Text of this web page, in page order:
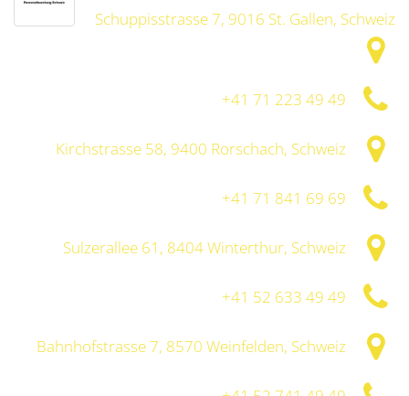
Schuppisstrasse 7, 9016 St. Gallen, Schweiz
+41 71 223 49 49
Kirchstrasse 58, 9400 Rorschach, Schweiz
+41 71 841 69 69
Sulzerallee 61, 8404 Winterthur, Schweiz
+41 52 633 49 49
Bahnhofstrasse 7, 8570 Weinfelden, Schweiz